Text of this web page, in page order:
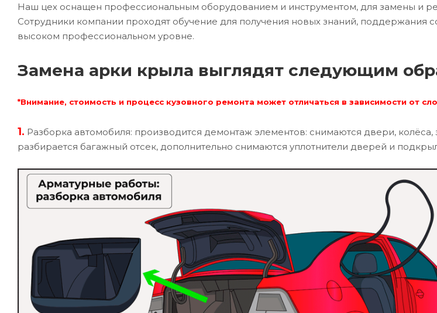
Наш цех оснащен профессиональным оборудованием и инструментом, для замены и
Сотрудники компании проходят обучение для получения новых знаний, поддержания
высоком профессиональном уровне.
Замена арки крыла выглядят следующим
*Внимание, стоимость и процесс кузовного ремонта может отличаться в зависимости от
1. Разборка автомобиля: производится демонтаж элементов: снимаются двери,
разбирается багажный отсек, дополнительно снимаются уплотнители дверей и